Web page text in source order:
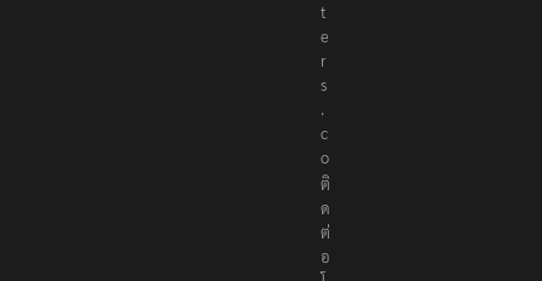
r
t
e
r
s
.
c
o
ติ
ด
ต่